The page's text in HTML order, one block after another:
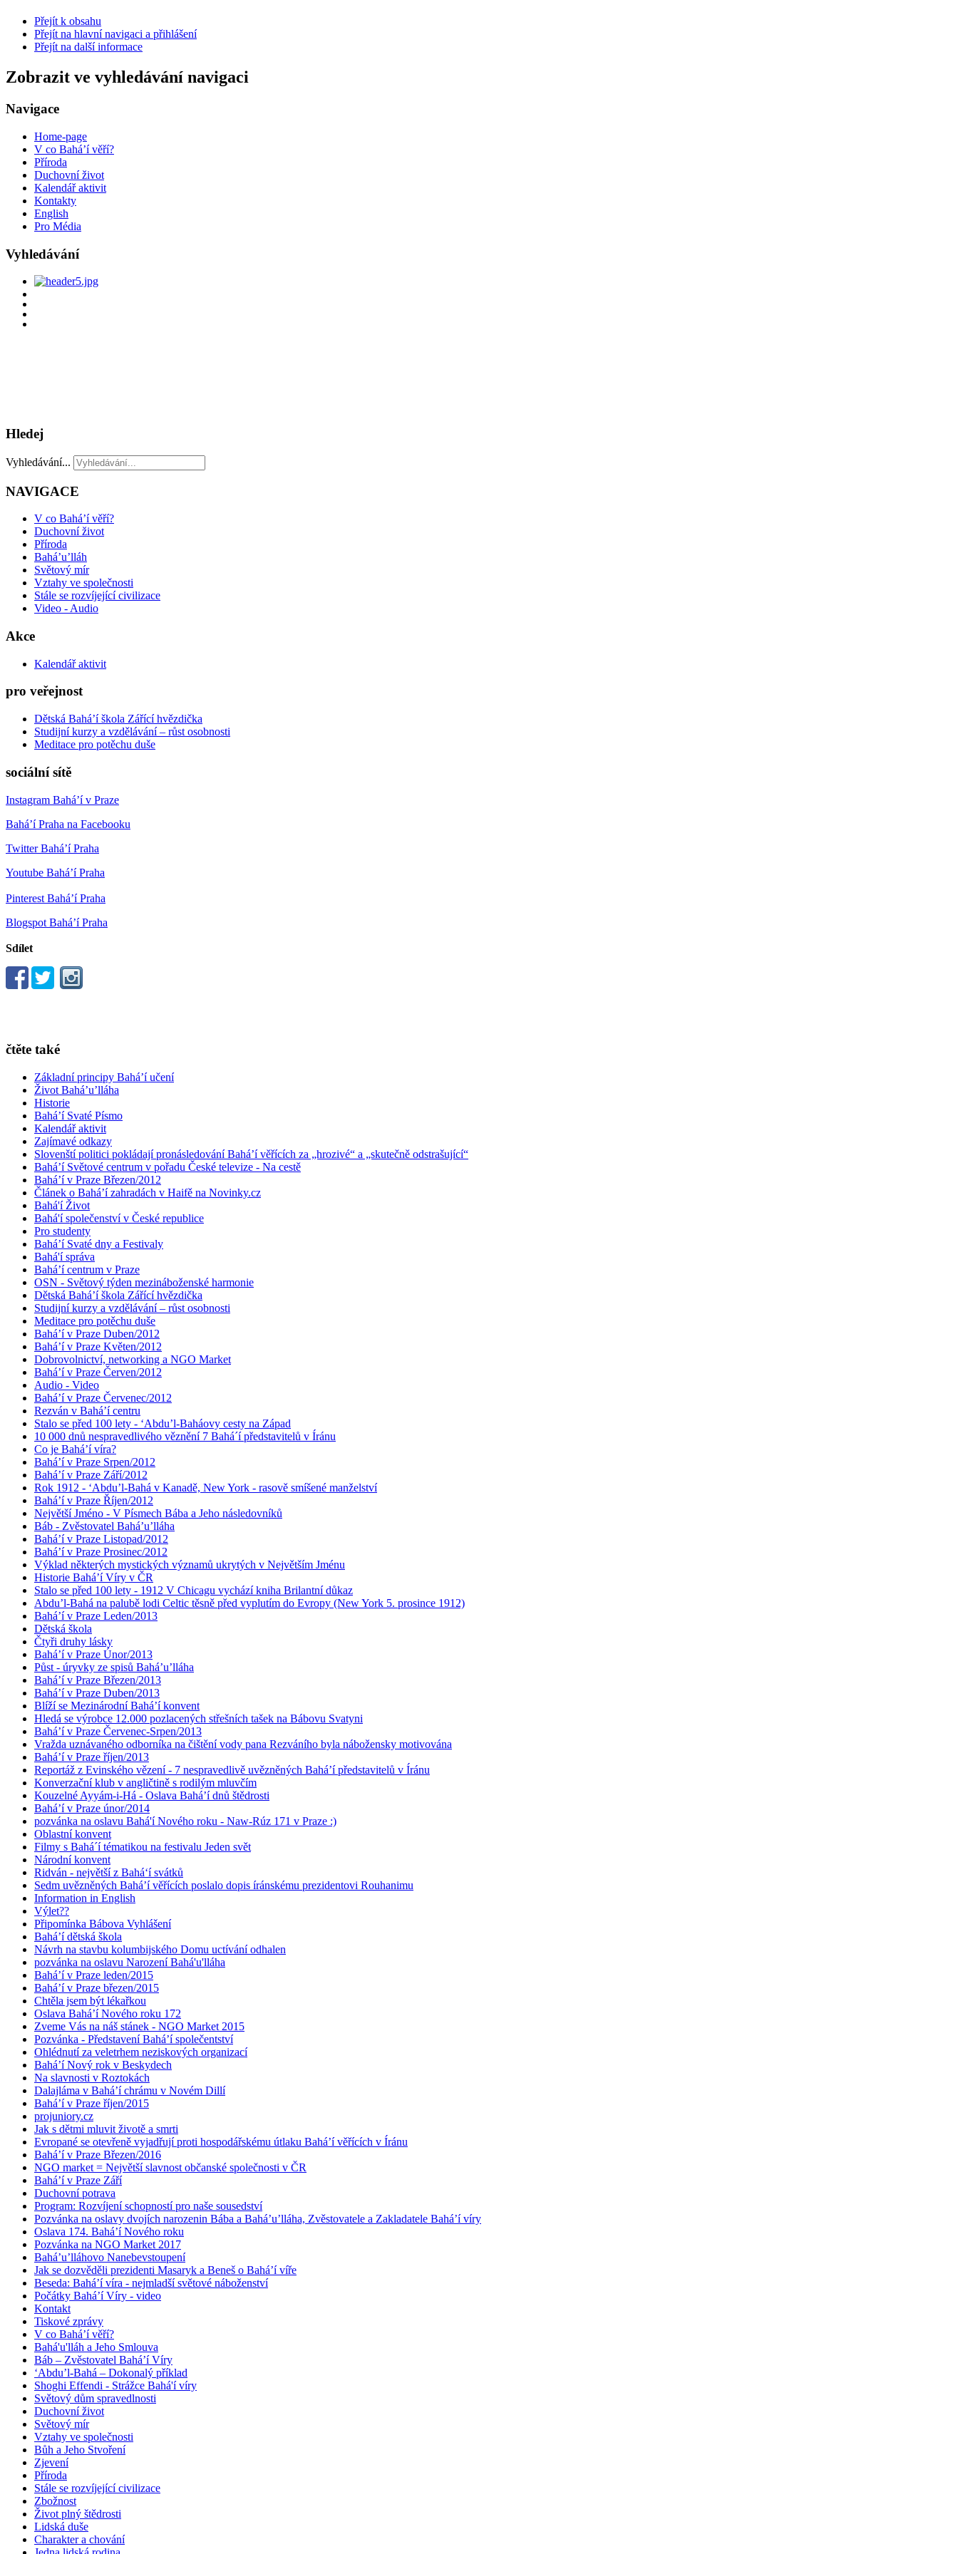
Přejít k obsahu
Přejít na hlavní navigaci a přihlášení
Přejít na další informace
Zobrazit ve vyhledávání navigaci
Navigace
Home-page
V co Bahá’í věří?
Příroda
Duchovní život
Kalendář aktivit
Kontakty
English
Pro Média
Vyhledávání
Hledej
Vyhledávání...
NAVIGACE
V co Bahá’í věří?
Duchovní život
Příroda
Bahá’u’lláh
Světový mír
Vztahy ve společnosti
Stále se rozvíjející civilizace
Video - Audio
Akce
Kalendář aktivit
pro veřejnost
Dětská Bahá’í škola Zářící hvězdička
Studijní kurzy a vzdělávání – růst osobnosti
Meditace pro potěchu duše
sociální sítě
Instagram Bahá’í v Praze
Bahá’í Praha na Facebooku
Twitter Bahá’í Praha
Youtube Bahá’í Praha
Pinterest Bahá’í Praha
Blogspot Bahá’í Praha
Sdílet
čtěte také
Základní principy Bahá’í učení
Život Bahá’u’lláha
Historie
Bahá’í Svaté Písmo
Kalendář aktivit
Zajímavé odkazy
Slovenští politici pokládají pronásledování Bahá’í věřících za „hrozivé“ a „skutečně odstrašující“
Bahá’í Světové centrum v pořadu České televize - Na cestě
Bahá’í v Praze Březen/2012
Článek o Bahá’í zahradách v Haifě na Novinky.cz
Bahá'í Život
Bahá'í společenství v České republice
Pro studenty
Bahá’í Svaté dny a Festivaly
Bahá'í správa
Bahá’í centrum v Praze
OSN - Světový týden mezináboženské harmonie
Dětská Bahá’í škola Zářící hvězdička
Studijní kurzy a vzdělávání – růst osobnosti
Meditace pro potěchu duše
Bahá’í v Praze Duben/2012
Bahá’í v Praze Květen/2012
Dobrovolnictví, networking a NGO Market
Bahá’í v Praze Červen/2012
Audio - Video
Bahá’í v Praze Červenec/2012
Rezván v Bahá’í centru
Stalo se před 100 lety - ‘Abdu’l-Baháovy cesty na Západ
10 000 dnů nespravedlivého věznění 7 Bahá´í představitelů v Íránu
Co je Bahá’í víra?
Bahá’í v Praze Srpen/2012
Bahá’í v Praze Září/2012
Rok 1912 - ‘Abdu’l-Bahá v Kanadě, New York - rasově smíšené manželství
Bahá’í v Praze Říjen/2012
Největší Jméno - V Písmech Bába a Jeho následovníků
Báb - Zvěstovatel Bahá’u’lláha
Bahá’í v Praze Listopad/2012
Bahá’í v Praze Prosinec/2012
Výklad některých mystických významů ukrytých v Největším Jménu
Historie Bahá’í Víry v ČR
Stalo se před 100 lety - 1912 V Chicagu vychází kniha Brilantní důkaz
Abdu’l-Bahá na palubě lodi Celtic těsně před vyplutím do Evropy (New York 5. prosince 1912)
Bahá’í v Praze Leden/2013
Dětská škola
Čtyři druhy lásky
Bahá’í v Praze Únor/2013
Půst - úryvky ze spisů Bahá’u’lláha
Bahá’í v Praze Březen/2013
Bahá’í v Praze Duben/2013
Blíží se Mezinárodní Bahá’í konvent
Hledá se výrobce 12.000 pozlacených střešních tašek na Bábovu Svatyni
Bahá’í v Praze Červenec-Srpen/2013
Vražda uznávaného odborníka na čištění vody pana Rezváního byla nábožensky motivována
Bahá’í v Praze říjen/2013
Reportáž z Evinského vězení - 7 nespravedlivě uvězněných Bahá’í představitelů v Íránu
Konverzační klub v angličtině s rodilým mluvčím
Kouzelné Ayyám-i-Há - Oslava Bahá’í dnů štědrosti
Bahá’í v Praze únor/2014
pozvánka na oslavu Bahá'í Nového roku - Naw-Rúz 171 v Praze :)
Oblastní konvent
Filmy s Bahá´í tématikou na festivalu Jeden svět
Národní konvent
Ridván - největší z Bahá‘í svátků
Sedm uvězněných Bahá’í věřících poslalo dopis íránskému prezidentovi Rouhanimu
Information in English
Výlet??
Připomínka Bábova Vyhlášení
Bahá’í dětská škola
Návrh na stavbu kolumbijského Domu uctívání odhalen
pozvánka na oslavu Narození Bahá'u'lláha
Bahá’í v Praze leden/2015
Bahá’í v Praze březen/2015
Chtěla jsem být lékařkou
Oslava Bahá’í Nového roku 172
Zveme Vás na náš stánek - NGO Market 2015
Pozvánka - Představení Bahá’í společentství
Ohlédnutí za veletrhem neziskových organizací
Bahá’í Nový rok v Beskydech
Na slavnosti v Roztokách
Dalajláma v Bahá’í chrámu v Novém Dillí
Bahá’í v Praze říjen/2015
projuniory.cz
Jak s dětmi mluvit životě a smrti
Evropané se otevřeně vyjadřují proti hospodářskému útlaku Bahá’í věřících v Íránu
Bahá’í v Praze Březen/2016
NGO market = Největší slavnost občanské společnosti v ČR
Bahá’í v Praze Září
Duchovní potrava
Program: Rozvíjení schopností pro naše sousedství
Pozvánka na oslavy dvojích narozenin Bába a Bahá’u’lláha, Zvěstovatele a Zakladatele Bahá’í víry
Oslava 174. Bahá’í Nového roku
Pozvánka na NGO Market 2017
Bahá’u’lláhovo Nanebevstoupení
Jak se dozvěděli prezidenti Masaryk a Beneš o Bahá’í víře
Beseda: Bahá’í víra - nejmladší světové náboženství
Počátky Bahá’í Víry - video
Kontakt
Tiskové zprávy
V co Bahá’í věří?
Bahá'u'lláh a Jeho Smlouva
Báb – Zvěstovatel Bahá’í Víry
‘Abdu’l-Bahá – Dokonalý příklad
Shoghi Effendi - Strážce Bahá'í víry
Světový dům spravedlnosti
Duchovní život
Světový mír
Vztahy ve společnosti
Bůh a Jeho Stvoření
Zjevení
Příroda
Stále se rozvíjející civilizace
Zbožnost
Život plný štědrosti
Lidská duše
Charakter a chování